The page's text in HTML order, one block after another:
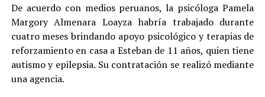
De acuerdo con medios peruanos, la psicóloga Pamela
Margory Almenara Loayza habría trabajado durante
cuatro meses brindando apoyo psicológico y terapias de
reforzamiento en casa a Esteban de 11 años, quien tiene
autismo y epilepsia. Su contratación se realizó mediante
una agencia.